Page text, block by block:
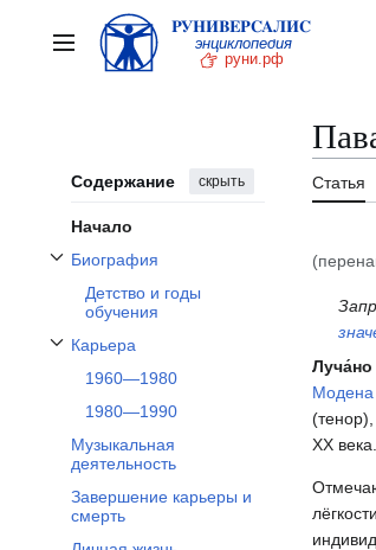
содержаниюГлавное меню
Содержание скрыть
Начало
Биография
Отобразить/Скрыть подраздел Биография
Детство и годы
обучения
Карьера
Отобразить/Скрыть подраздел Карьера
1960—1980
1980—1990
Музыкальная
деятельность
Завершение карьеры и
смерть
Статья
Луча́но
Модена
XX века.